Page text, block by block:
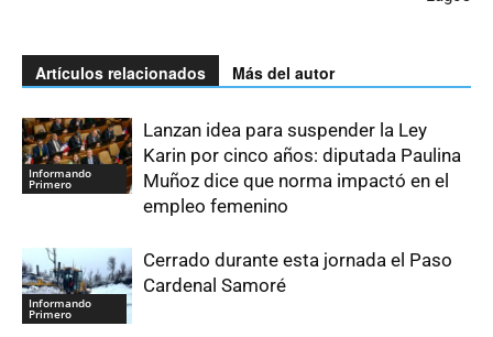
Artículos relacionados Más del autor
Informando
Primero
Lanzan idea para suspender la Ley
Karin por cinco años: diputada Paulina
Muñoz dice que norma impactó en el
empleo femenino
Informando
Primero
Cerrado durante esta jornada el Paso
Cardenal Samoré